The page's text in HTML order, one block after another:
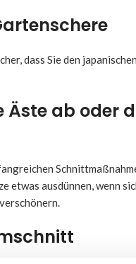
dass Sie den
ab oder
etwas ausdünnen, wenn